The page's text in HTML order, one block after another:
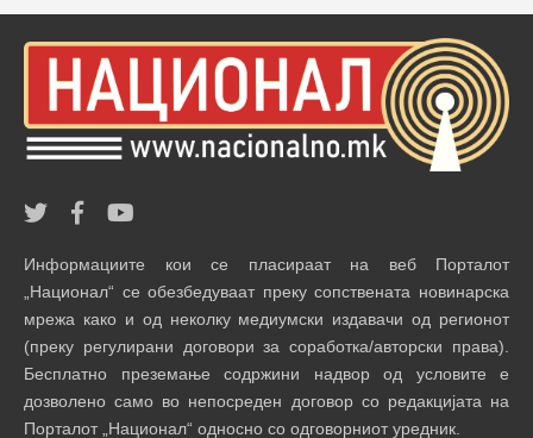
Информациите кои се пласираат на веб Порталот
„Национал“ се обезбедуваат преку сопствената новинарска
мрежа како и од неколку медиумски издавачи од регионот
(преку регулирани договори за соработка/авторски права).
Бесплатно преземање содржини надвор од условите е
дозволено само во непосреден договор со редакцијата на
Порталот „Национал“ односно со одговорниот уредник.